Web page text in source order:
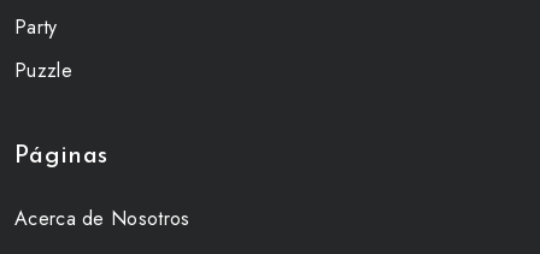
Party
Puzzle
Páginas
Acerca de Nosotros